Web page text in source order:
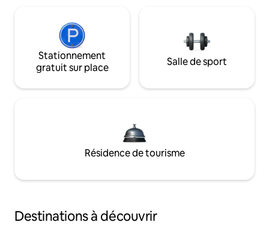
Stationnement
gratuit sur place
Salle de sport
Résidence de tourisme
Destinations à découvrir